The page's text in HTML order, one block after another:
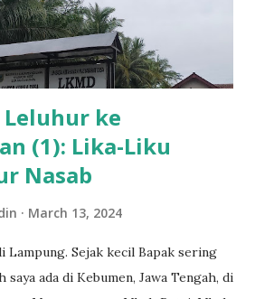
secara sempurna.
dilihat dari beberapa tanda fisik dan
ovarium sudah bisa memproduksi
ke
(1): Lika-Liku
Nasab
March 13, 2024
Lampung. Sejak kecil Bapak sering
ada di Kebumen, Jawa Tengah, di